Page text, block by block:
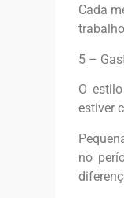
Cada
5 –
O
estiver
no